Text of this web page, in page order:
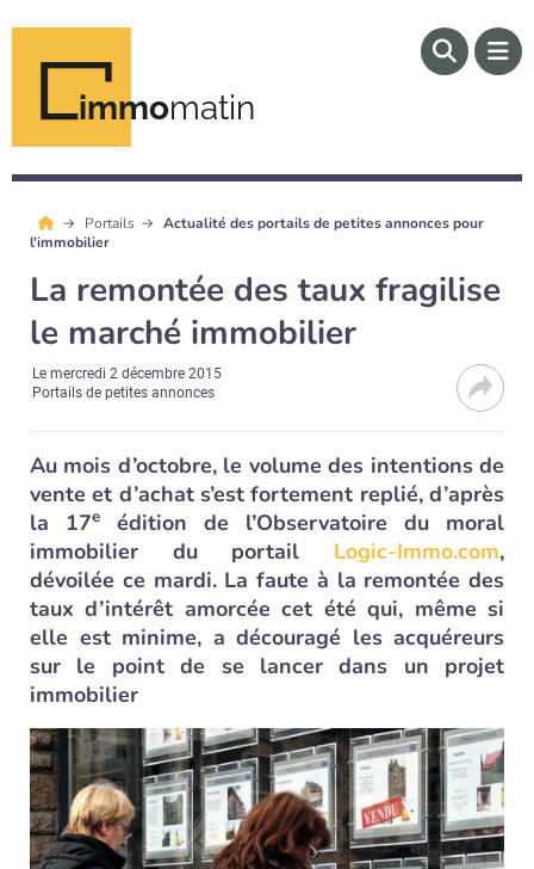
immomatin
Portails
Actualité des portails de petites annonces pour
l'immobilier
La remontée des taux fragilise
le marché immobilier
Lemercredi 2 décembre 2015
Portails de petites annonces
Au mois d’octobre, le volume des intentions de
vente et d’achat s’est fortement replié, d’après
la 17e
édition de l’Observatoire du moral
immobilier du portail Logic-Immo.com,
dévoilée ce mardi. La faute à la remontée des
taux d’intérêt amorcée cet été qui, même si
elle est minime, a découragé les acquéreurs
sur le point de se lancer dans un projet
immobilier